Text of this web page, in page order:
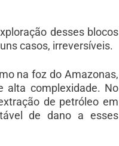
desses blocos
casos, irreversíveis.
na foz do Amazonas,
alta complexidade. No
de petróleo em
de dano a esses